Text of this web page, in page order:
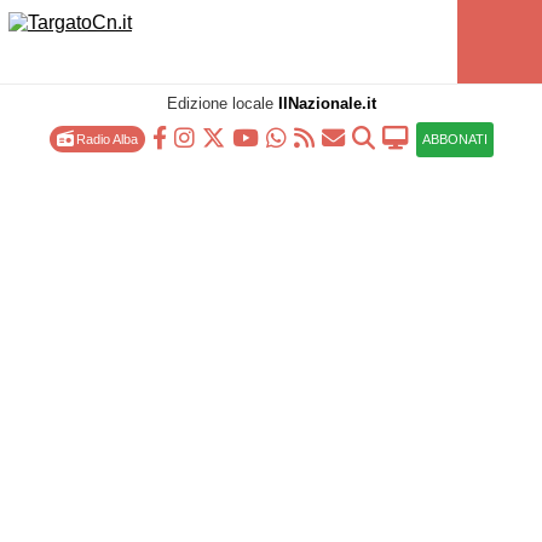
Edizione locale IlNazionale.it
Radio Alba ABBONATI